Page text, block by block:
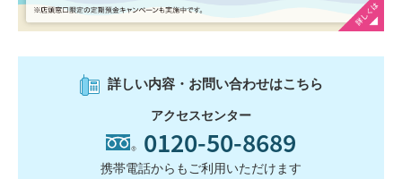
詳しい内容・お問い合わせはこちら
アクセスセンター
0120-50-8689
携帯電話からもご利用いただけます